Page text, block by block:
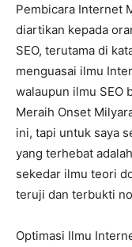
Pembicara Internet
diartikan kepada
SEO, terutama di
menguasai ilmu
walaupun ilmu SEO
Meraih Onset
ini, tapi untuk saya
yang terhebat
sekedar ilmu teori
teruji dan terbukti
Optimasi Ilmu